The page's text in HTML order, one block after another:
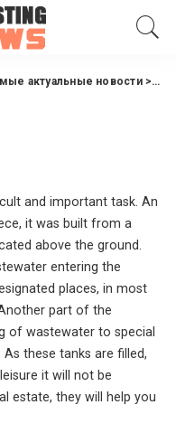
актуальные новости>
and important task. An
it was built from a
above the ground.
entering the
places, in most
part of the
of wastewater to special
these tanks are filled,
it will not be
estate, they will help you